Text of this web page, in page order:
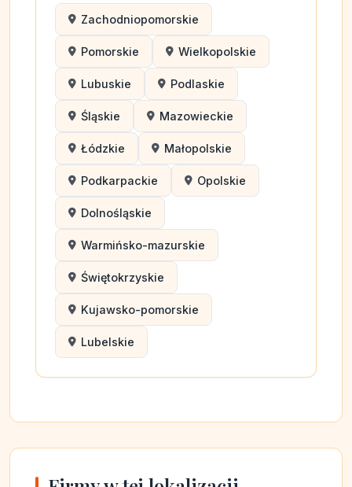
Zachodniopomorskie
Pomorskie Wielkopolskie
Lubuskie Podlaskie
Śląskie Mazowieckie
Łódzkie Małopolskie
Podkarpackie Opolskie
Dolnośląskie
Warmińsko-mazurskie
Świętokrzyskie
Kujawsko-pomorskie
Lubelskie